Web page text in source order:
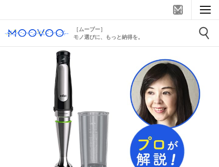
［ムーブー］
モノ選びに、もっと納得を。